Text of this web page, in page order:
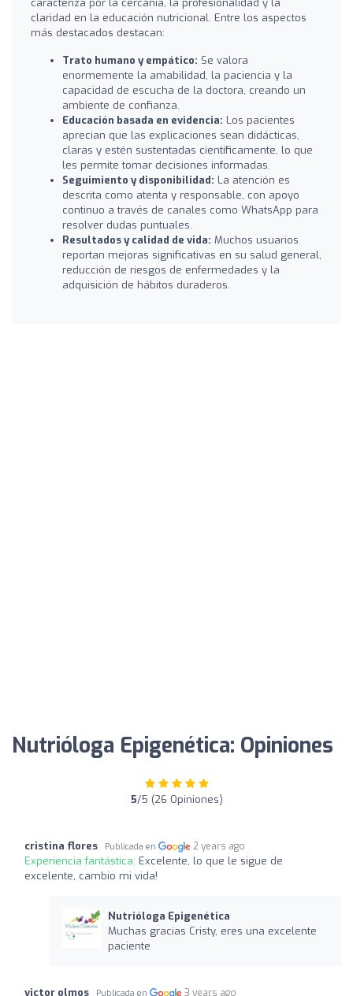
claridad en la educación nutricional. Entre los aspectos
más destacados destacan:
Trato humano y empático: Se valora
enormemente la amabilidad, la paciencia y la
capacidad de escucha de la doctora, creando un
ambiente de confianza.
Educación basada en evidencia: Los pacientes
aprecian que las explicaciones sean didácticas,
claras y estén sustentadas científicamente, lo que
les permite tomar decisiones informadas.
Seguimiento y disponibilidad: La atención es
descrita como atenta y responsable, con apoyo
continuo a través de canales como WhatsApp para
resolver dudas puntuales.
Resultados y calidad de vida: Muchos usuarios
reportan mejoras significativas en su salud general,
reducción de riesgos de enfermedades y la
adquisición de hábitos duraderos.
Nutrióloga Epigenética: Opiniones
5/5 (26 Opiniones)
cristina flores Publicada en 2 years ago
Experiencia fantástica: Excelente, lo que le sigue de
excelente, cambio mi vida!
Nutrióloga Epigenética
Muchas gracias Cristy, eres una excelente
paciente
victor olmos Publicada en 3 years ago